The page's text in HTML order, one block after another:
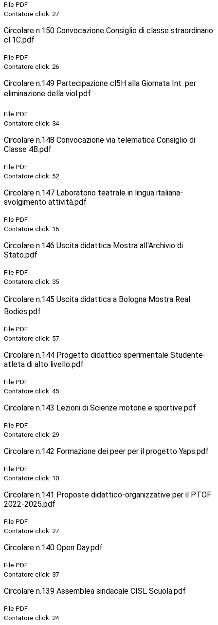
File PDF
Contatore click: 27
Circolare n.150 Convocazione Consiglio di classe straordinario
cl.1C.pdf
File PDF
Contatore click: 26
Circolare n.149 Partecipazione cl5H alla Giornata Int. per
eliminazione della viol.pdf
File PDF
Contatore click: 34
Circolare n.148 Convocazione via telematica Consiglio di
Classe 4B.pdf
File PDF
Contatore click: 52
Circolare n.147 Laboratorio teatrale in lingua italiana-
svolgimento attività.pdf
File PDF
Contatore click: 16
Circolare n.146 Uscita didattica Mostra all'Archivio di
Stato.pdf
File PDF
Contatore click: 35
Circolare n.145 Uscita didattica a Bologna Mostra Real
Bodies.pdf
File PDF
Contatore click: 57
Circolare n.144 Progetto didattico sperimentale Studente-
atleta di alto livello.pdf
File PDF
Contatore click: 45
Circolare n.143 Lezioni di Scienze motorie e sportive.pdf
File PDF
Contatore click: 29
Circolare n.142 Formazione dei peer per il progetto Yaps.pdf
File PDF
Contatore click: 10
Circolare n.141 Proposte didattico-organizzative per il PTOF
2022-2025.pdf
File PDF
Contatore click: 27
Circolare n.140 Open Day.pdf
File PDF
Contatore click: 37
Circolare n.139 Assemblea sindacale CISL Scuola.pdf
File PDF
Contatore click: 24